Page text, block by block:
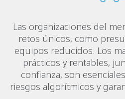
Las organizaciones del
retos únicos, como
equipos reducidos. Los
prácticos y rentables,
confianza, son
riesgos algorítmicos y